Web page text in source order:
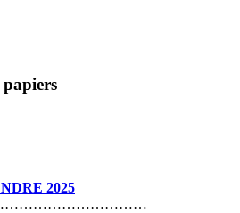
papiers
2025